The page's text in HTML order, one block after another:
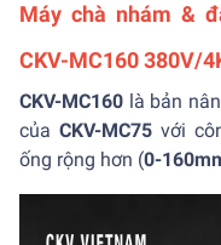
Máy chà nhám &
CKV-MC160 380V/
CKV-MC160 là bản
của CKV-MC75với
ống rộng hơn (0-